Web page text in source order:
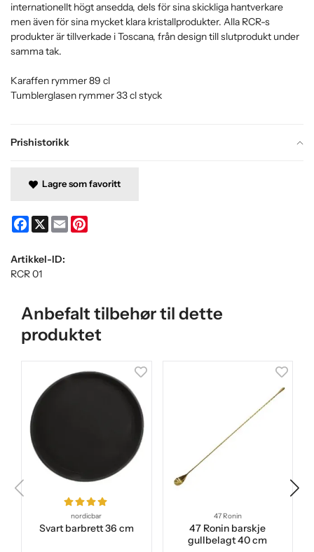
Prishistorikk
internationellt högt ansedda, dels för sina skickliga hantverkare
men även för sina mycket klara kristallprodukter. Alla RCR-s
produkter är tillverkade i Toscana, från design till slutprodukt under
samma tak.
Karaffen rymmer 89 cl
Tumblerglasen rymmer 33 cl styck
Lagre som favoritt
Facebook
X Email
Artikkel-ID:
RCR 01
Anbefalt tilbehør til dette
produktet
nordicbar
Svart barbrett 36 cm
47 Ronin
47 Ronin barskje
gullbelagt 40 cm